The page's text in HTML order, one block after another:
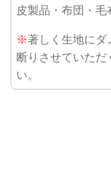
皮製品・布団・毛
※著しく生地にダ
断りさせていただ
い。